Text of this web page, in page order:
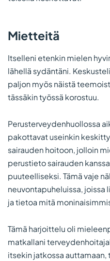
Mietteitä
Itselleni etenkin mielen
lähellä sydäntäni.
paljon myös näistä
tässäkin työssä korostuu.
Perusterveydenhuollossa
pakottavat useinkin
sairauden hoitoon, jolloin
perustieto sairauden
puuteelliseksi. Tämä vaje
neuvontapuheluissa, joissa
ja tietoa mitä
Tämä harjoittelu oli
matkallani
itsekin jatkossa auttamaan,